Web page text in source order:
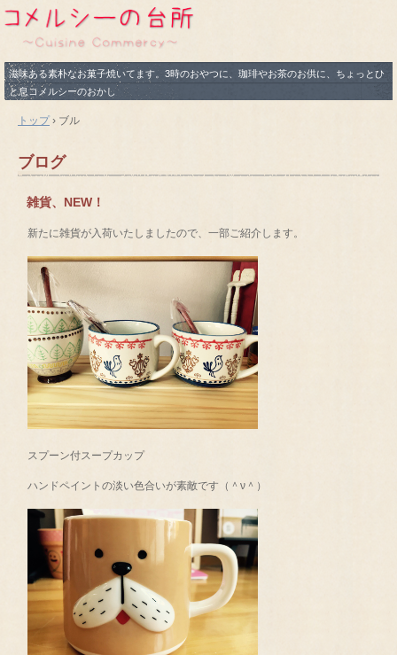
滋味ある素朴なお菓子焼いてます。3時のおやつに、珈琲やお茶のお供に、ちょっとひ
と息コメルシーのおかし
トップ› ブル
ブログ
雑貨、NEW！
新たに雑貨が入荷いたしましたので、一部ご紹介します。
スプーン付スープカップ
ハンドペイントの淡い色合いが素敵です（＾ν＾）